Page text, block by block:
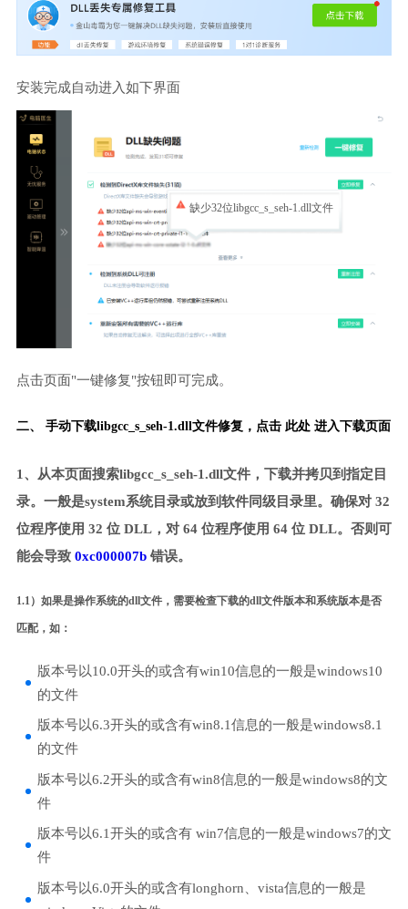
安装完成自动进入如下界面
缺少32位libgcc_s_seh-1.dll文件
点击页面"一键修复"按钮即可完成。
二、 手动下载libgcc_s_seh-1.dll文件修复， 点击 此处 进入下载页面
1、从本页面搜索libgcc_s_seh-1.dll文件，下载并拷贝到指定目
录。一般是system系统目录或放到软件同级目录里。确保对 32
位程序使用 32 位 DLL，对 64 位程序使用 64 位 DLL。否则可
能会导致 0xc000007b错误。
1.1）如果是操作系统的dll文件，需要检查下载的dll文件版本和系统版本是否
匹配，如：
版本号以10.0开头的或含有win10信息的一般是windows10
的文件
版本号以6.3开头的或含有win8.1信息的一般是windows8.1
的文件
版本号以6.2开头的或含有win8信息的一般是windows8的文
件
版本号以6.1开头的或含有 win7信息的一般是windows7的文
件
版本号以6.0开头的或含有longhorn、vista信息的一般是